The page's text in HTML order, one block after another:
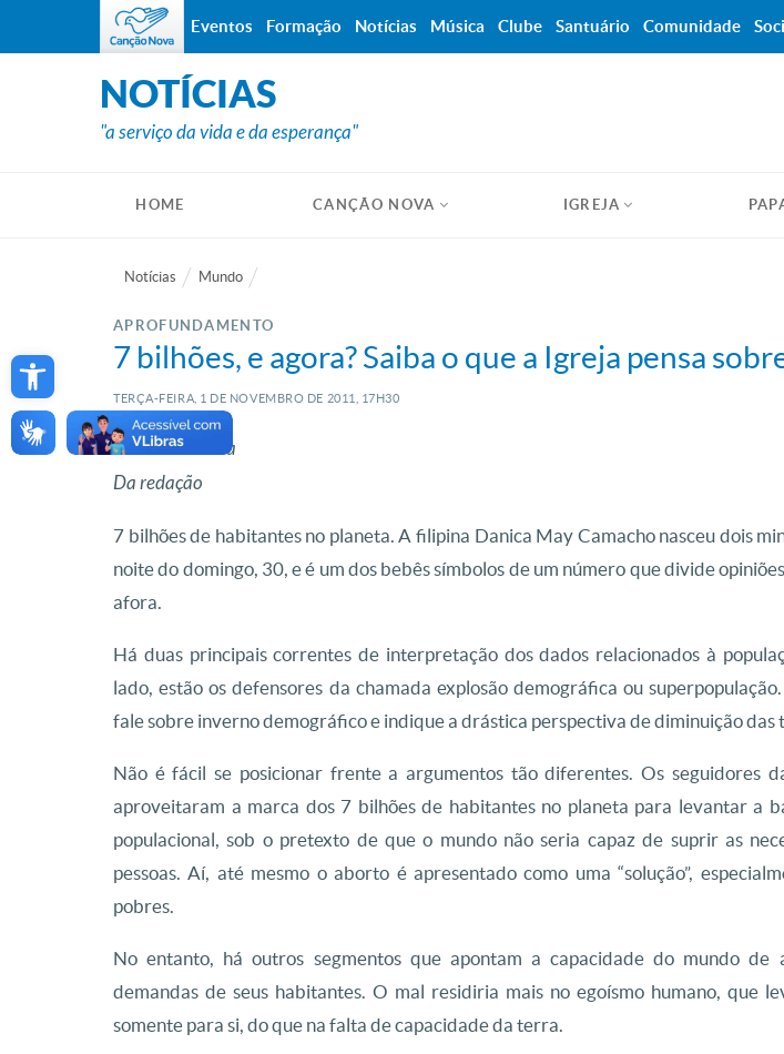
Open toolbar
NOTÍCIAS
"a serviço da vida e da esperança"
HOME CANÇÃO NOVA IGREJA
Notícias Mundo
APROFUNDAMENTO
7 bilhões, e agora? Saiba o que a Igreja pensa
TERÇA-FEIRA, 1 DE NOVEMBRO DE 2011, 17H30
Leonardo Meira
Da redação
7 bilhões de habitantes no planeta. A filipina Danica May Camacho nasceu dois
noite do domingo, 30, e é um dos bebês símbolos de um número que divide
afora.
Há duas principais correntes de interpretação dos dados relacionados à
lado, estão os defensores da chamada explosão demográfica ou
fale sobre inverno demográfico e indique a drástica perspectiva de diminuição das
Não é fácil se posicionar frente a argumentos tão diferentes. Os seguidores
aproveitaram a marca dos 7 bilhões de habitantes no planeta para levantar a
populacional, sob o pretexto de que o mundo não seria capaz de suprir as
pessoas. Aí, até mesmo o aborto é apresentado como uma “solução”,
pobres.
No entanto, há outros segmentos que apontam a capacidade do mundo de
demandas de seus habitantes. O mal residiria mais no egoísmo humano, que
somente para si, do que na falta de capacidade da terra.
Eventos Formação Notícias Música Clube Santuário Comunidade